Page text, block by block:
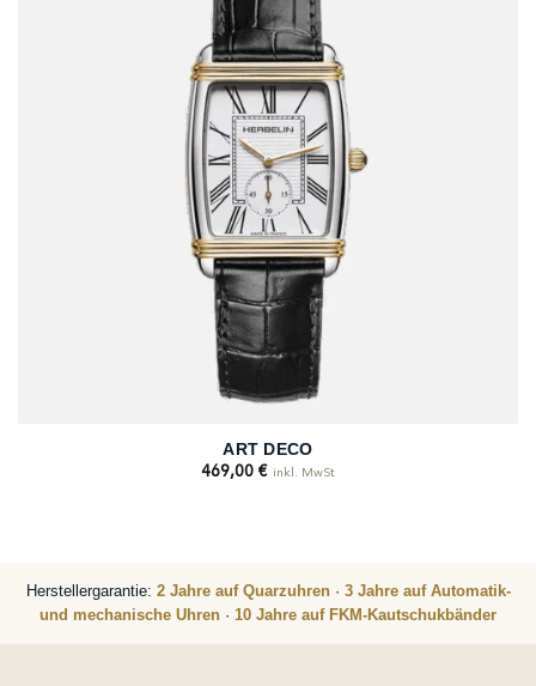
ART DECO
469,00 € inkl. MwSt
Herstellergarantie: 2 Jahre auf Quarzuhren· 3 Jahre auf Automatik-
und mechanische Uhren · 10 Jahre auf FKM-Kautschukbänder